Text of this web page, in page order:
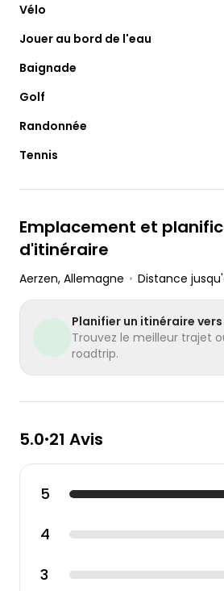
Vélo
Jouer au bord de l'eau
Baignade
Golf
Randonnée
Tennis
Emplacement et
d'itinéraire
Aerzen, Allemagne • Distance
Planifier un itinéraire vers
Trouvez le meilleur trajet
roadtrip.
5.0•21 Avis
5
4
3